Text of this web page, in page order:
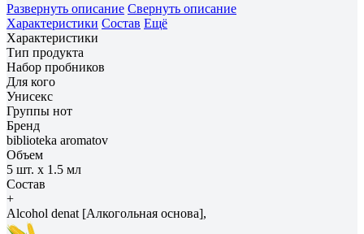
Развернуть описание Свернуть описание
Характеристики Состав Ещё
Характеристики
Тип продукта
Набор пробников
Для кого
Унисекс
Группы нот
Бренд
biblioteka aromatov
Объем
5 шт. х 1.5 мл
Состав
+
Alcohol denat [Алкогольная основа],